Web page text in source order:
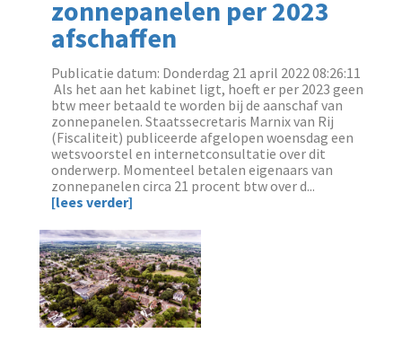
zonnepanelen per 2023
afschaffen
Publicatie datum: Donderdag 21 april 2022 08:26:11
‌ Als het aan het kabinet ligt, hoeft er per 2023 geen
btw meer betaald te worden bij de aanschaf van
zonnepanelen. Staatssecretaris Marnix van Rij
(Fiscaliteit) publiceerde afgelopen woensdag een
wetsvoorstel en internetconsultatie over dit
onderwerp. Momenteel betalen eigenaars van
zonnepanelen circa 21 procent btw over d...
[lees verder]